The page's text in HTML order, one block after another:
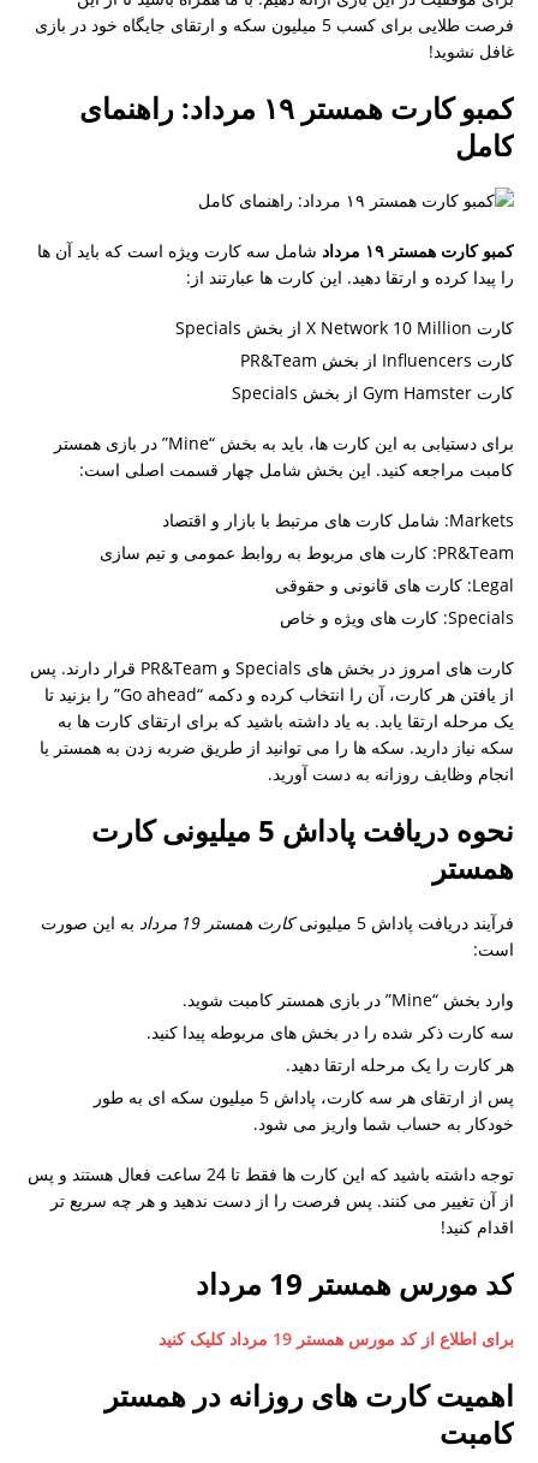
فرصت طلایی برای کسب 5 میلیون سکه و ارتقای جایگاه خود در بازی
غافل نشوید!
کمبو کارت همستر ۱۹ مرداد: راهنمای
کامل
کمبو کارت همستر ۱۹ مرداد
شامل سه کارت ویژه است که باید آن ها
را پیدا کرده و ارتقا دهید. این کارت ها عبارتند از:
کارت X Network 10 Million از بخش Specials
کارت Influencers از بخش PR&Team
کارت Gym Hamster از بخش Specials
برای دستیابی به این کارت ها، باید به بخش “Mine” در بازی همستر
کامبت مراجعه کنید. این بخش شامل چهار قسمت اصلی است:
Markets: شامل کارت های مرتبط با بازار و اقتصاد
PR&Team: کارت های مربوط به روابط عمومی و تیم سازی
Legal: کارت های قانونی و حقوقی
Specials: کارت های ویژه و خاص
کارت های امروز در بخش های Specials و PR&Team قرار دارند. پس
از یافتن هر کارت، آن را انتخاب کرده و دکمه “Go ahead” را بزنید تا
یک مرحله ارتقا یابد. به یاد داشته باشید که برای ارتقای کارت ها به
سکه نیاز دارید. سکه ها را می توانید از طریق ضربه زدن به همستر یا
انجام وظایف روزانه به دست آورید.
نحوه دریافت پاداش 5 میلیونی کارت
همستر
فرآیند دریافت پاداش 5 میلیونی کارت همستر 19 مرداد
به این صورت
است:
وارد بخش “Mine” در بازی همستر کامبت شوید.
سه کارت ذکر شده را در بخش های مربوطه پیدا کنید.
هر کارت را یک مرحله ارتقا دهید.
پس از ارتقای هر سه کارت، پاداش 5 میلیون سکه ای به طور
خودکار به حساب شما واریز می شود.
توجه داشته باشید که این کارت ها فقط تا 24 ساعت فعال هستند و پس
از آن تغییر می کنند. پس فرصت را از دست ندهید و هر چه سریع تر
اقدام کنید!
کد مورس همستر 19 مرداد
برای اطلاع از کد مورس همستر 19 مرداد کلیک کنید
اهمیت کارت های روزانه در همستر
کامبت